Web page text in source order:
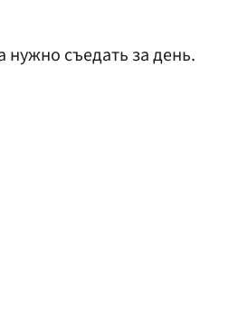
нужно съедать за день.